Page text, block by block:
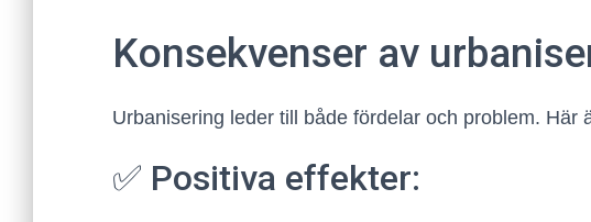
Konsekvenser av
Urbanisering leder till både fördelar och problem. Här
✅ Positiva effekter: